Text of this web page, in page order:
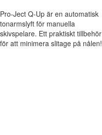
Pro-Ject Q-Up är en automatisk
tonarmslyft för manuella
skivspelare. Ett praktiskt tillbehör
för att minimera slitage på nålen!